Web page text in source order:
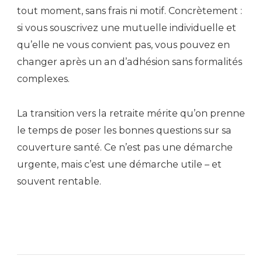
tout moment, sans frais ni motif. Concrètement :
si vous souscrivez une mutuelle individuelle et
qu’elle ne vous convient pas, vous pouvez en
changer après un an d’adhésion sans formalités
complexes.
La transition vers la retraite mérite qu’on prenne
le temps de poser les bonnes questions sur sa
couverture santé. Ce n’est pas une démarche
urgente, mais c’est une démarche utile – et
souvent rentable.